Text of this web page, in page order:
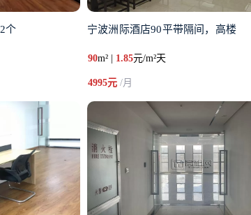
个 宁波洲际酒店90平带隔间，高楼
90m² | 1.85元/m²天
4995元 /月